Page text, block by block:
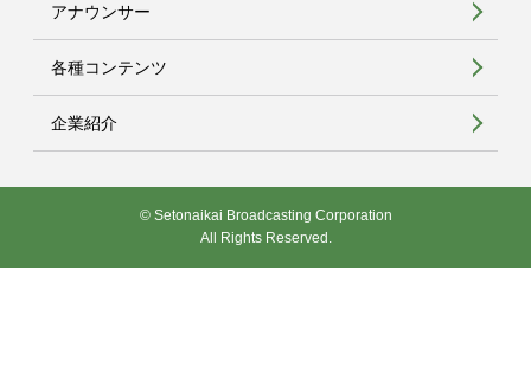
アナウンサー
各種コンテンツ
企業紹介
© Setonaikai Broadcasting Corporation
All Rights Reserved.